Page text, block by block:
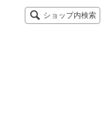
ショップ内検索